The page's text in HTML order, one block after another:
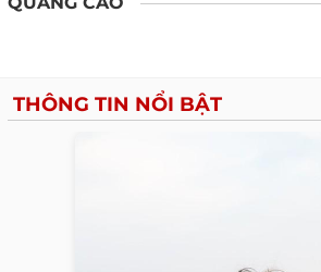
THÔNG TIN NỔI BẬT